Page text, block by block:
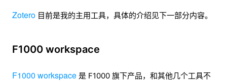
Zotero 目前是我的主用工具，具体的介绍见下一部分内容。
F1000 workspace
F1000 workspace 是 F1000 旗下产品，和其他几个工具不